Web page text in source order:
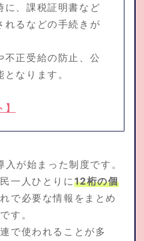
に、課税証明書など
れるなどの手続きが
不正受給の防止、公
なります。
が始まった制度です。
一人ひとりに 12桁の個
で必要な情報をまとめ
す。
で使われることが多